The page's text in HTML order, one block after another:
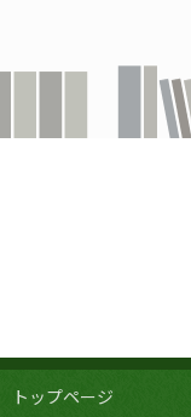
トップページ